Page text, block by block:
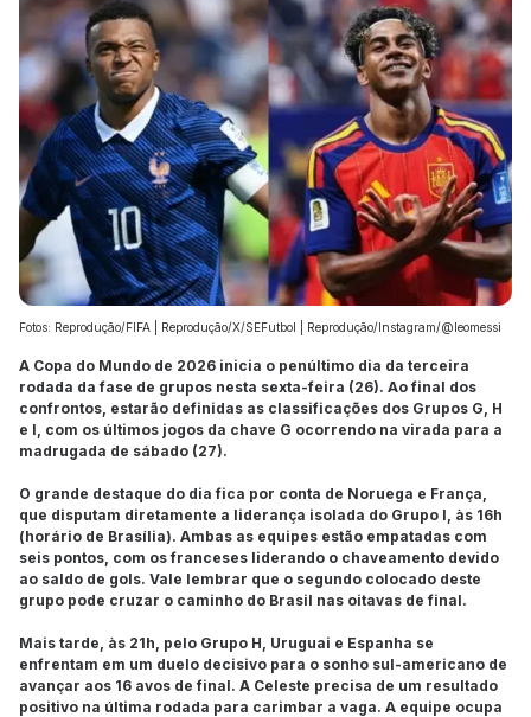
Fotos: Reprodução/FIFA | Reprodução/X/SEFutbol | Reprodução/Instagram/@leomessi
A Copa do Mundo de 2026 inicia o penúltimo dia da terceira
rodada da fase de grupos nesta sexta-feira (26). Ao final dos
confrontos, estarão definidas as classificações dos Grupos G, H
e I, com os últimos jogos da chave G ocorrendo na virada para a
madrugada de sábado (27).
O grande destaque do dia fica por conta de Noruega e França,
que disputam diretamente a liderança isolada do Grupo I, às 16h
(horário de Brasília). Ambas as equipes estão empatadas com
seis pontos, com os franceses liderando o chaveamento devido
ao saldo de gols. Vale lembrar que o segundo colocado deste
grupo pode cruzar o caminho do Brasil nas oitavas de final.
Mais tarde, às 21h, pelo Grupo H, Uruguai e Espanha se
enfrentam em um duelo decisivo para o sonho sul-americano de
avançar aos 16 avos de final. A Celeste precisa de um resultado
positivo na última rodada para carimbar a vaga. A equipe ocupa